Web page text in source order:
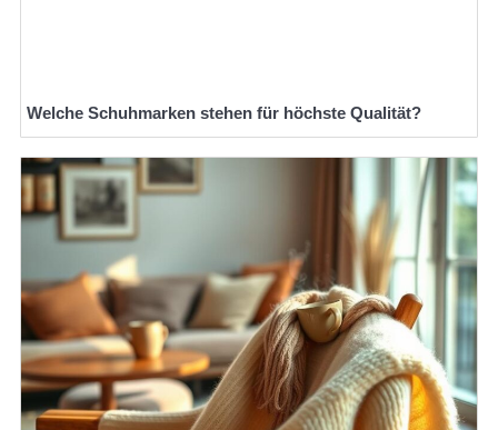
Welche Schuhmarken stehen für höchste Qualität?